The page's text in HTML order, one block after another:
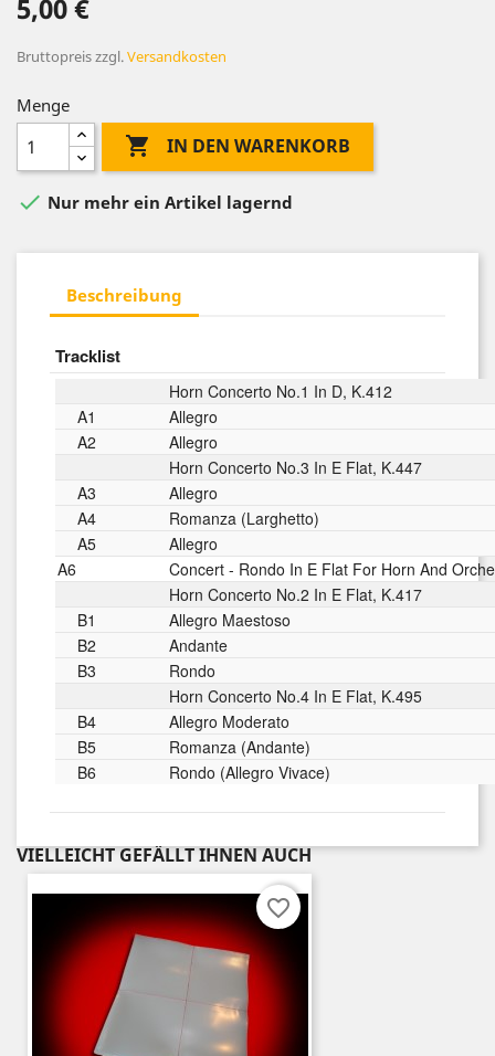
5,00 €
Bruttopreiszzgl.Versandkosten
Menge
 IN DEN WARENKORB
 Nur mehr ein Artikel lagernd
Beschreibung
Tracklist
Horn Concerto No.1 In D, K.412
A1
Allegro
A2
Allegro
Horn Concerto No.3 In E Flat, K.447
A3
Allegro
A4
Romanza (Larghetto)
A5
Allegro
A6
Concert - Rondo In E Flat For Horn And
Horn Concerto No.2 In E Flat, K.417
B1
Allegro Maestoso
B2
Andante
B3
Rondo
Horn Concerto No.4 In E Flat, K.495
B4
Allegro Moderato
B5
Romanza (Andante)
B6
Rondo (Allegro Vivace)
VIELLEICHT GEFÄLLT IHNEN AUCH
favorite_border